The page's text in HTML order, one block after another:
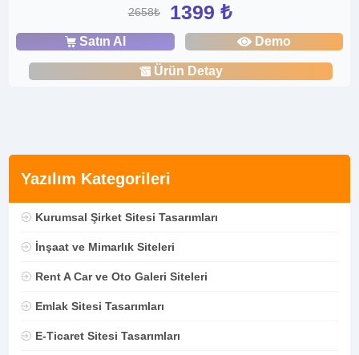
Yazılım Kategorileri
Kurumsal Şirket Sitesi Tasarımları
İnşaat ve Mimarlık Siteleri
Rent A Car ve Oto Galeri Siteleri
Emlak Sitesi Tasarımları
E-Ticaret Sitesi Tasarımları
2658₺ 1399 ₺
Satın Al Demo
Ürün Detay